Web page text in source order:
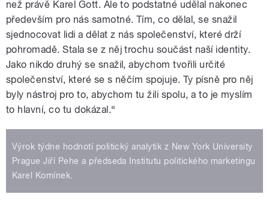
než právě Karel Gott. Ale to podstatné udělal nakonec
především pro nás samotné. Tím, co dělal, se snažil
sjednocovat lidi a dělat z nás společenství, které drží
pohromadě. Stala se z něj trochu součást naší identity.
Jako nikdo druhý se snažil, abychom tvořili určité
společenství, které se s něčím spojuje. Ty písně pro něj
byly nástroj pro to, abychom tu žili spolu, a to je myslím
to hlavní, co tu dokázal.“
Výrok týdne hodnotí politický analytik z New York University
Prague Jiří Pehe a předseda Institutu politického marketingu
Karel Komínek.